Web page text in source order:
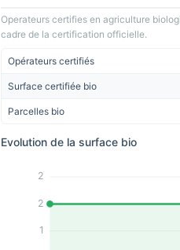
Operateurs certifies en agriculture
cadre de la certification officielle.
Opérateurs certifiés
Surface certifiée bio
Parcelles bio
Evolution de la surface bio
1
2
2